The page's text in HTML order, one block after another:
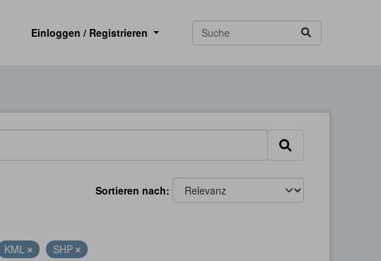
Einloggen / Registrieren
Sortieren nach
KML SHP